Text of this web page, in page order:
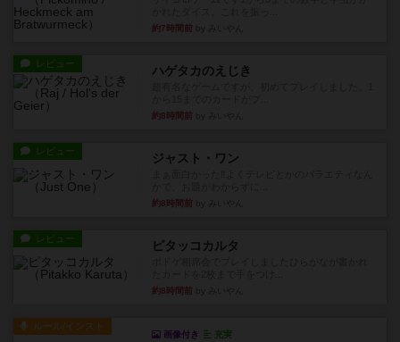
約7時間前
レビュー ハゲタカのえじき
約8時間前
レビュー ジャスト・ワン
約8時間前
レビュー ピタッコカルタ
約8時間前
ルール/インスト
画像付き 充実